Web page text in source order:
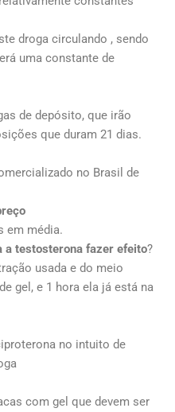
droga circulando , sendo
uma constante de
de depósito, que irão
que duram 21 dias.
no Brasil de
em média.
a testosterona fazer efeito?
usada e do meio
gel, e 1 hora ela já está na
no intuito de
com gel que devem ser